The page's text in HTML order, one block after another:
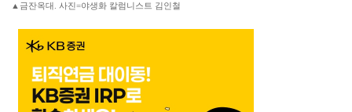
▲금잔옥대. 사진=야생화 칼럼니스트 김인철